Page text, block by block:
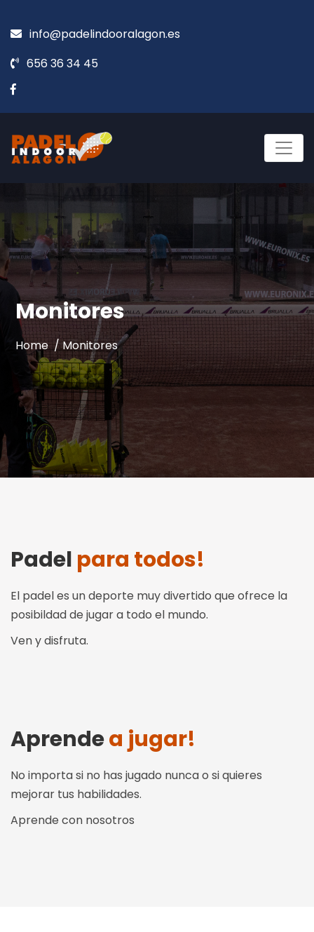
info@padelindooralagon.es
656 36 34 45
Monitores
Home /Monitores
Padel para todos!
El padel es un deporte muy divertido que ofrece la
posibildad de jugar a todo el mundo.
Ven y disfruta.
Aprendea jugar!
No importa si no has jugado nunca o si quieres
mejorar tus habilidades.
Aprende con nosotros